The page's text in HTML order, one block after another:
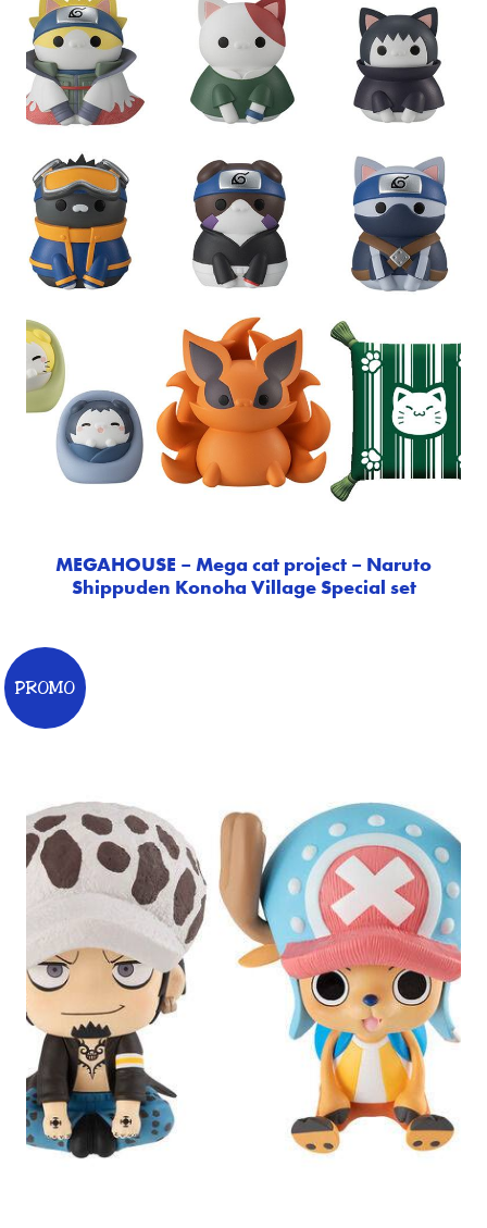
MEGAHOUSE – Mega cat project – Naruto
Shippuden Konoha Village Special set
PROMO